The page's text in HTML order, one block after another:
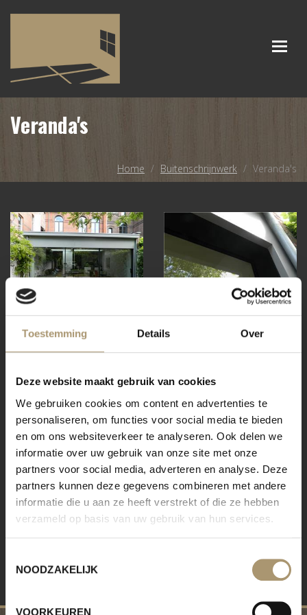
Toestemming Details Over
Deze website maakt gebruik van cookies
We gebruiken cookies om content en advertenties te
personaliseren, om functies voor social media te bieden
en om ons websiteverkeer te analyseren. Ook delen we
informatie over uw gebruik van onze site met onze
partners voor social media, adverteren en analyse. Deze
partners kunnen deze gegevens combineren met andere
informatie die u aan ze heeft verstrekt of die ze hebben
verzameld op basis van uw gebruik van hun services.
NOODZAKELIJK
VOORKEUREN
Veranda's
Home Buitenschrijnwerk Veranda's